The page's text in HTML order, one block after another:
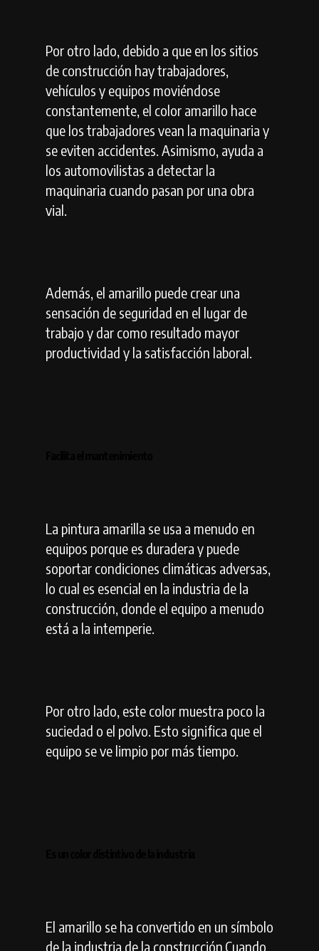
Por otro lado, debido a que en los sitios
de construcción hay trabajadores,
vehículos y equipos moviéndose
constantemente, el color amarillo hace
que los trabajadores vean la maquinaria y
se eviten accidentes. Asimismo, ayuda a
los automovilistas a detectar la
maquinaria cuando pasan por una obra
vial.
Además, el amarillo puede crear una
sensación de seguridad en el lugar de
trabajo y dar como resultado mayor
productividad y la satisfacción laboral.
La pintura amarilla se usa a menudo en
equipos porque es duradera y puede
soportar condiciones climáticas adversas,
lo cual es esencial en la industria de la
construcción, donde el equipo a menudo
está a la intemperie.
Por otro lado, este color muestra poco la
suciedad o el polvo. Esto significa que el
equipo se ve limpio por más tiempo.
El amarillo se ha convertido en un símbolo
de la industria de la construcción.Cuando